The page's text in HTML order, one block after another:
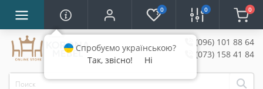
0 0 0
(096) 101 88 64
(073) 158 41 84
Спробуємо українською?
Так, звісно!
Ні